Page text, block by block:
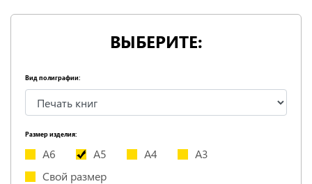
ВЫБЕРИТЕ:
Вид полиграфии:
Размер изделия:
А6 А5 А4
А3
Свой размер